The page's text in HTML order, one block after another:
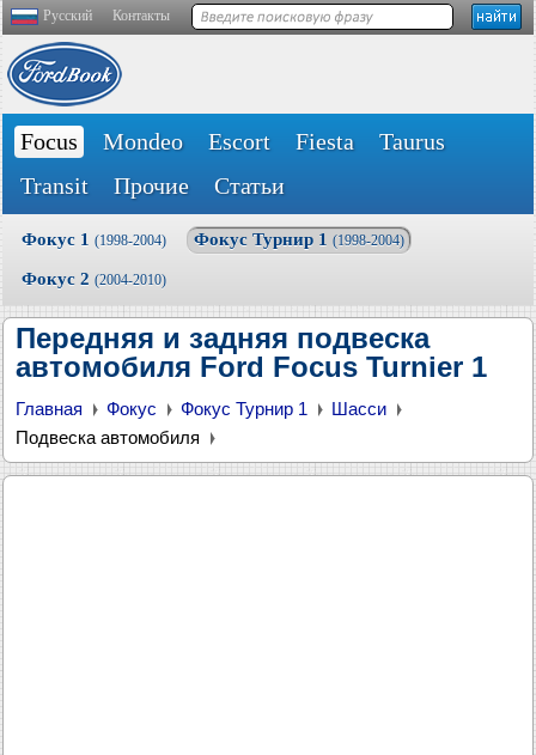
Русский Контакты
Focus Mondeo Escort Fiesta
Taurus
Transit
Прочие Статьи
Фокус 1 (1998-2004) Фокус Турнир 1 (1998-2004)
Фокус 2 (2004-2010)
Передняя и задняя подвеска
автомобиля Ford Focus Turnier 1
Главная Фокус Фокус Турнир 1
Шасси
Подвеска автомобиля